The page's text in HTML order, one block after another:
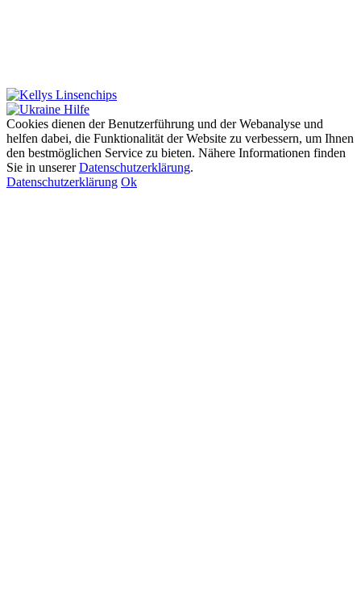
Cookies dienen der Benutzerführung und der Webanalyse und
helfen dabei, die Funktionalität der Website zu verbessern, um Ihnen
den bestmöglichen Service zu bieten. Nähere Informationen finden
Sie in unsererDatenschutzerklärung.
Datenschutzerklärung Ok